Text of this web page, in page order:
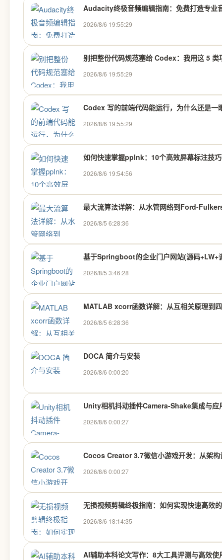
Audacity终极音频编辑指南：免费打造专业
2026/8/6 19:55:29
别把整份代码规范塞给 Codex：我用这 5 类
2026/8/6 19:55:29
Codex 写的前端代码能运行，为什么还是一
2026/8/6 19:55:29
如何快速掌握ppInk：10个高效屏幕标注技
2026/8/6 19:54:56
最大流算法详解：从水管网络到Ford-
2026/8/5 6:28:36
基于Springboot的企业门户网站(源码+LW+
2026/8/5 3:46:28
MATLAB xcorr函数详解：从互相关原理到
2026/8/5 6:28:36
DOCA 简介与安装
2026/8/6 0:00:20
Unity相机抖动插件Camera-Shake集成与应
2026/8/6 0:00:27
Cocos Creator 3.7微信小游戏开发：从架
2026/8/6 0:00:27
无损视频剪辑终极指南：如何实现快速高效
2026/8/6 18:14:35
AI辅助本科论文写作：8大工具评测与高效使